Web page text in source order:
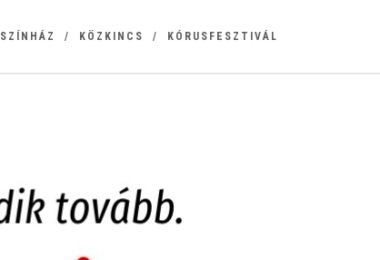
SZÍNHÁZ KÖZKINCS KÓRUSFESZTIVÁL